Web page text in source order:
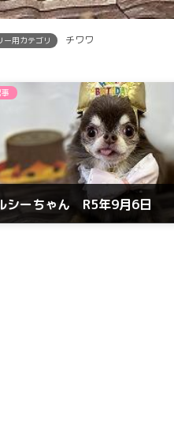
ー用カテゴリ
チワワ
シーちゃん R5年9月6日